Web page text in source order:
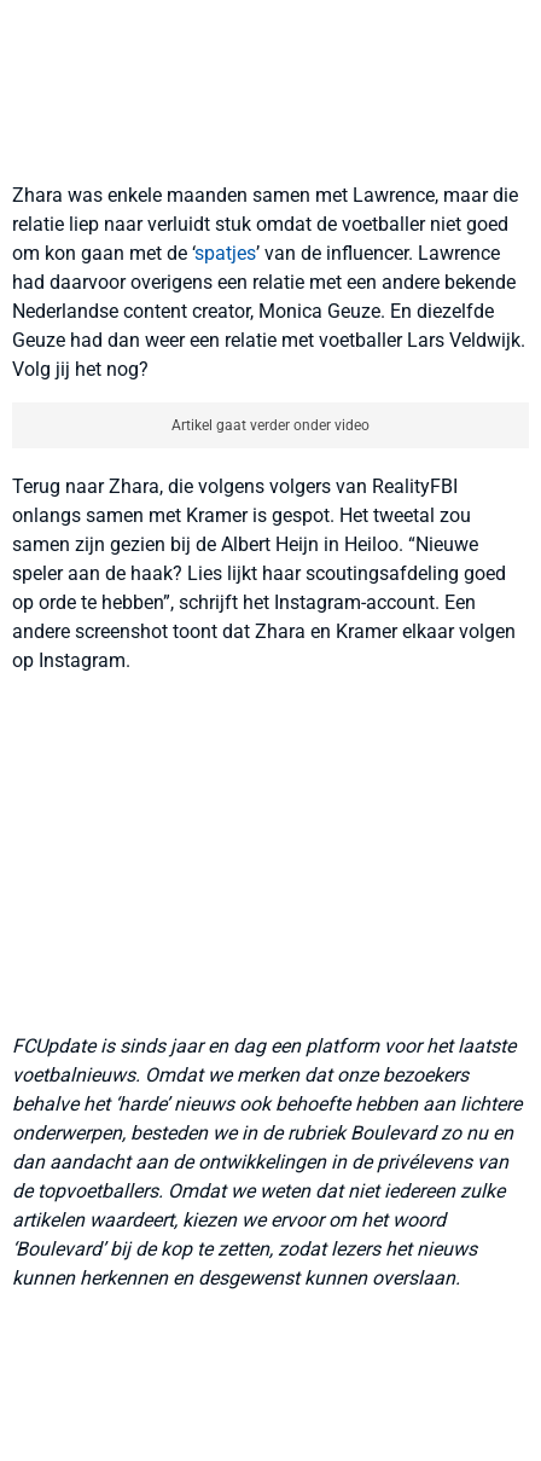
Zhara was enkele maanden samen met Lawrence, maar die
relatie liep naar verluidt stuk omdat de voetballer niet goed
om kon gaan met de ‘spatjes’ van de influencer. Lawrence
had daarvoor overigens een relatie met een andere bekende
Nederlandse content creator, Monica Geuze. En diezelfde
Geuze had dan weer een relatie met voetballer Lars Veldwijk.
Volg jij het nog?
Artikel gaat verder onder video
Terug naar Zhara, die volgens volgers van RealityFBI
onlangs samen met Kramer is gespot. Het tweetal zou
samen zijn gezien bij de Albert Heijn in Heiloo. “Nieuwe
speler aan de haak? Lies lijkt haar scoutingsafdeling goed
op orde te hebben”, schrijft het Instagram-account. Een
andere screenshot toont dat Zhara en Kramer elkaar volgen
op Instagram.
FCUpdate is sinds jaar en dag een platform voor het laatste
voetbalnieuws. Omdat we merken dat onze bezoekers
behalve het ‘harde’ nieuws ook behoefte hebben aan lichtere
onderwerpen, besteden we in de rubriek Boulevard zo nu en
dan aandacht aan de ontwikkelingen in de privélevens van
de topvoetballers. Omdat we weten dat niet iedereen zulke
artikelen waardeert, kiezen we ervoor om het woord
‘Boulevard’ bij de kop te zetten, zodat lezers het nieuws
kunnen herkennen en desgewenst kunnen overslaan.